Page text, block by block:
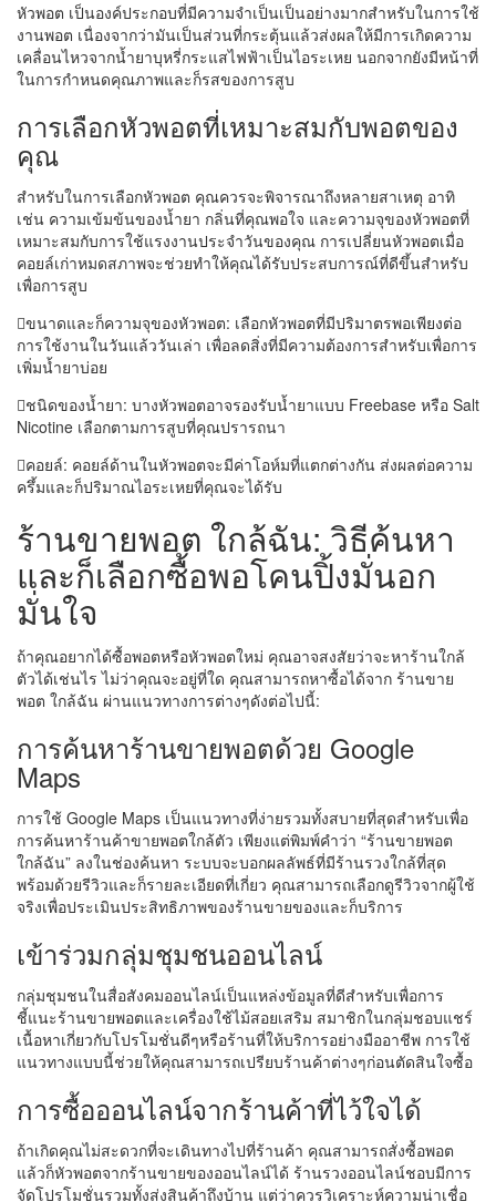
หัวพอต เป็นองค์ประกอบที่มีความจำเป็นเป็นอย่างมากสำหรับในการใช้
งานพอต เนื่องจากว่ามันเป็นส่วนที่กระตุ้นแล้วส่งผลให้มีการเกิดความ
เคลื่อนไหวจากน้ำยาบุหรี่กระแสไฟฟ้าเป็นไอระเหย นอกจากยังมีหน้าที่
ในการกำหนดคุณภาพและก็รสของการสูบ
การเลือกหัวพอตที่เหมาะสมกับพอตของ
คุณ
สำหรับในการเลือกหัวพอต คุณควรจะพิจารณาถึงหลายสาเหตุ อาทิ
เช่น ความเข้มข้นของน้ำยา กลิ่นที่คุณพอใจ และความจุของหัวพอตที่
เหมาะสมกับการใช้แรงงานประจำวันของคุณ การเปลี่ยนหัวพอตเมื่อ
คอยล์เก่าหมดสภาพจะช่วยทำให้คุณได้รับประสบการณ์ที่ดีขึ้นสำหรับ
เพื่อการสูบ
ขนาดและก็ความจุของหัวพอต: เลือกหัวพอตที่มีปริมาตรพอเพียงต่อ
การใช้งานในวันแล้ววันเล่า เพื่อลดสิ่งที่มีความต้องการสำหรับเพื่อการ
เพิ่มน้ำยาบ่อย
ชนิดของน้ำยา: บางหัวพอตอาจรองรับน้ำยาแบบ Freebase หรือ Salt
Nicotine เลือกตามการสูบที่คุณปรารถนา
คอยล์: คอยล์ด้านในหัวพอตจะมีค่าโอห์มที่แตกต่างกัน ส่งผลต่อความ
ครึ้มและก็ปริมาณไอระเหยที่คุณจะได้รับ
ร้านขายพอต ใกล้ฉัน: วิธีค้นหา
และก็เลือกซื้อพอโคนปิ้งมั่นอก
มั่นใจ
ถ้าคุณอยากได้ซื้อพอตหรือหัวพอตใหม่ คุณอาจสงสัยว่าจะหาร้านใกล้
ตัวได้เช่นไร ไม่ว่าคุณจะอยู่ที่ใด คุณสามารถหาซื้อได้จาก ร้านขาย
พอต ใกล้ฉัน ผ่านแนวทางการต่างๆดังต่อไปนี้:
การค้นหาร้านขายพอตด้วย Google
Maps
การใช้ Google Maps เป็นแนวทางที่ง่ายรวมทั้งสบายที่สุดสำหรับเพื่อ
การค้นหาร้านค้าขายพอตใกล้ตัว เพียงแต่พิมพ์คำว่า “ร้านขายพอต
ใกล้ฉัน” ลงในช่องค้นหา ระบบจะบอกผลลัพธ์ที่มีร้านรวงใกล้ที่สุด
พร้อมด้วยรีวิวและก็รายละเอียดที่เกี่ยว คุณสามารถเลือกดูรีวิวจากผู้ใช้
จริงเพื่อประเมินประสิทธิภาพของร้านขายของและก็บริการ
เข้าร่วมกลุ่มชุมชนออนไลน์
กลุ่มชุมชนในสื่อสังคมออนไลน์เป็นแหล่งข้อมูลที่ดีสำหรับเพื่อการ
ชี้แนะร้านขายพอตและเครื่องใช้ไม้สอยเสริม สมาชิกในกลุ่มชอบแชร์
เนื้อหาเกี่ยวกับโปรโมชั่นดีๆหรือร้านที่ให้บริการอย่างมืออาชีพ การใช้
แนวทางแบบนี้ช่วยให้คุณสามารถเปรียบร้านค้าต่างๆก่อนตัดสินใจซื้อ
การซื้อออนไลน์จากร้านค้าที่ไว้ใจได้
ถ้าเกิดคุณไม่สะดวกที่จะเดินทางไปที่ร้านค้า คุณสามารถสั่งซื้อพอต
แล้วก็หัวพอตจากร้านขายของออนไลน์ได้ ร้านรวงออนไลน์ชอบมีการ
จัดโปรโมชั่นรวมทั้งส่งสินค้าถึงบ้าน แต่ว่าควรวิเคราะห์ความน่าเชื่อ